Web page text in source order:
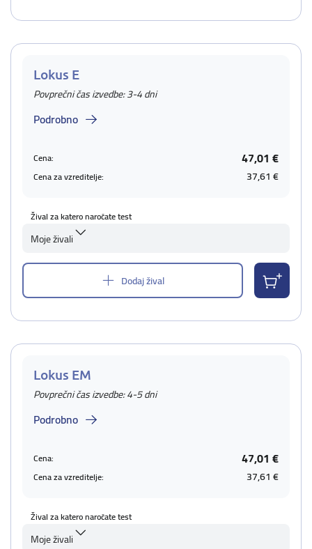
Lokus E
Povprečni čas izvedbe: 3-4 dni
Podrobno
Cena: 47,01 €
Cena za vzreditelje: 37,61 €
Žival za katero naročate test
Moje živali
Dodaj žival
Lokus EM
Povprečni čas izvedbe: 4-5 dni
Podrobno
Cena: 47,01 €
Cena za vzreditelje: 37,61 €
Žival za katero naročate test
Moje živali